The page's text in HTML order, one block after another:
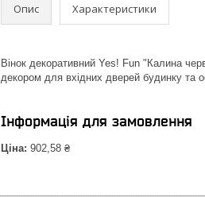
Опис Характеристики
Вінок декоративний Yes! Fun "Калина
декором для вхідних дверей будинку та
Інформація для замовлення
Ціна: 902,58 ₴